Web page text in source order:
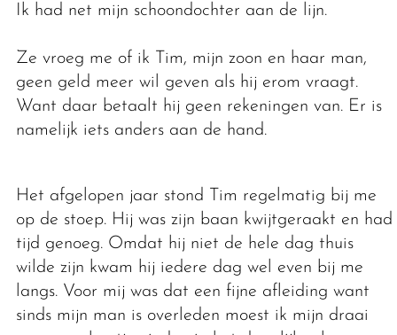
Ik had net mijn schoondochter aan de lijn.
Ze vroeg me of ik Tim, mijn zoon en haar man,
geen geld meer wil geven als hij erom vraagt.
Want daar betaalt hij geen rekeningen van. Er is
namelijk iets anders aan de hand.
Het afgelopen jaar stond Tim regelmatig bij me
op de stoep. Hij was zijn baan kwijtgeraakt en had
tijd genoeg. Omdat hij niet de hele dag thuis
wilde zijn kwam hij iedere dag wel even bij me
langs. Voor mij was dat een fijne afleiding want
sinds mijn man is overleden moest ik mijn draai